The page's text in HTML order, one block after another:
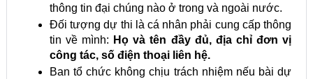
thông tin đại chúng nào ở trong và ngoài nước.
Đối tượng dự thi là cá nhân phải cung cấp thông
tin về mình: Họ và tên đầy đủ, địa chỉ đơn vị
công tác, số điện thoại liên hệ.
Ban tổ chức không chịu trách nhiệm nếu bài dự